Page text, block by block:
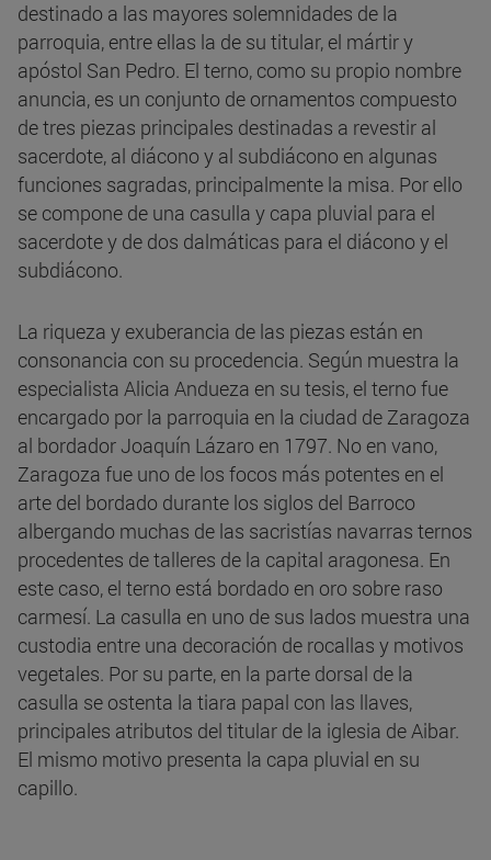
destinado a las mayores solemnidades de la
parroquia, entre ellas la de su titular, el mártir y
apóstol San Pedro. El terno, como su propio nombre
anuncia, es un conjunto de ornamentos compuesto
de tres piezas principales destinadas a revestir al
sacerdote, al diácono y al subdiácono en algunas
funciones sagradas, principalmente la misa. Por ello
se compone de una casulla y capa pluvial para el
sacerdote y de dos dalmáticas para el diácono y el
subdiácono.
La riqueza y exuberancia de las piezas están en
consonancia con su procedencia. Según muestra la
especialista Alicia Andueza en su tesis, el terno fue
encargado por la parroquia en la ciudad de Zaragoza
al bordador Joaquín Lázaro en 1797. No en vano,
Zaragoza fue uno de los focos más potentes en el
arte del bordado durante los siglos del Barroco
albergando muchas de las sacristías navarras ternos
procedentes de talleres de la capital aragonesa. En
este caso, el terno está bordado en oro sobre raso
carmesí. La casulla en uno de sus lados muestra una
custodia entre una decoración de rocallas y motivos
vegetales. Por su parte, en la parte dorsal de la
casulla se ostenta la tiara papal con las llaves,
principales atributos del titular de la iglesia de Aibar.
El mismo motivo presenta la capa pluvial en su
capillo.